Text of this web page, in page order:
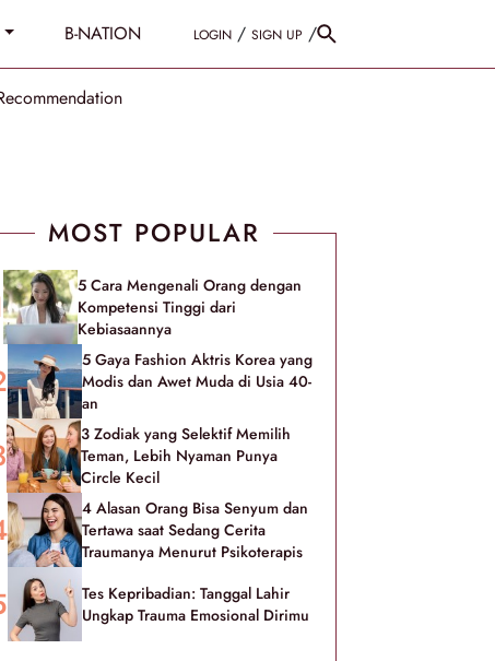
B-NATION LOGIN / SIGN UP /
MOST POPULAR
5 Cara Mengenali Orang dengan
Kompetensi Tinggi dari
Kebiasaannya
5 Gaya Fashion Aktris Korea yang
Modis dan Awet Muda di Usia 40-
an
3 Zodiak yang Selektif Memilih
Teman, Lebih Nyaman Punya
Circle Kecil
4 Alasan Orang Bisa Senyum dan
Tertawa saat Sedang Cerita
Traumanya Menurut Psikoterapis
Tes Kepribadian: Tanggal Lahir
Ungkap Trauma Emosional Dirimu